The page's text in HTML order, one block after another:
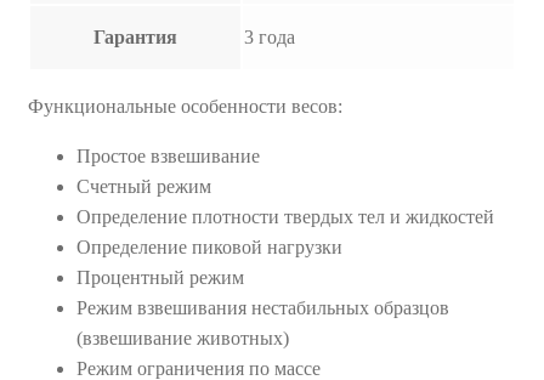
Гарантия 3 года
Функциональные особенности весов:
Простое взвешивание
Счетный режим
Определение плотности твердых тел и жидкостей
Определение пиковой нагрузки
Процентный режим
Режим взвешивания нестабильных образцов
(взвешивание животных)
Режим ограничения по массе